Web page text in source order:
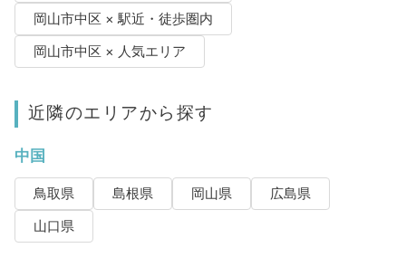
岡山市中区 × 駅近・徒歩圏内
岡山市中区 × 人気エリア
近隣のエリアから探す
中国
鳥取県 島根県 岡山県
広島県
山口県